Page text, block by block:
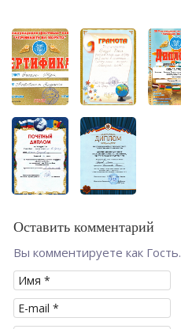
Оставить комментарий
Вы комментируете как Гость.